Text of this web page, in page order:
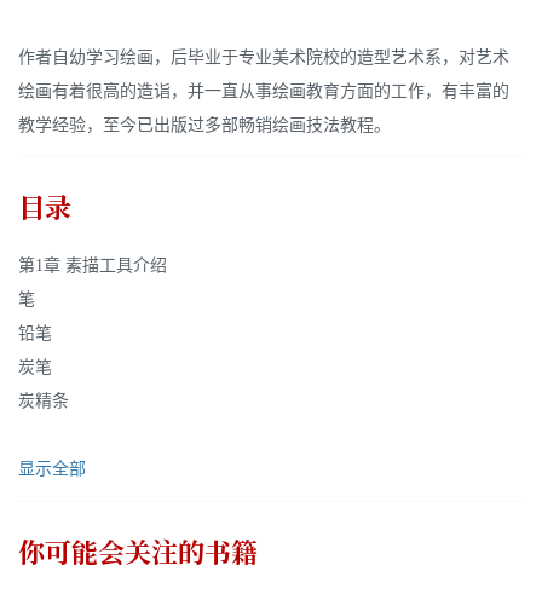
作者自幼学习绘画，后毕业于专业美术院校的造型艺术系，对艺术
绘画有着很高的造诣，并一直从事绘画教育方面的工作，有丰富的
教学经验，至今已出版过多部畅销绘画技法教程。
目录
第1章 素描工具介绍
笔
铅笔
炭笔
炭精条
显示全部
你可能会关注的书籍